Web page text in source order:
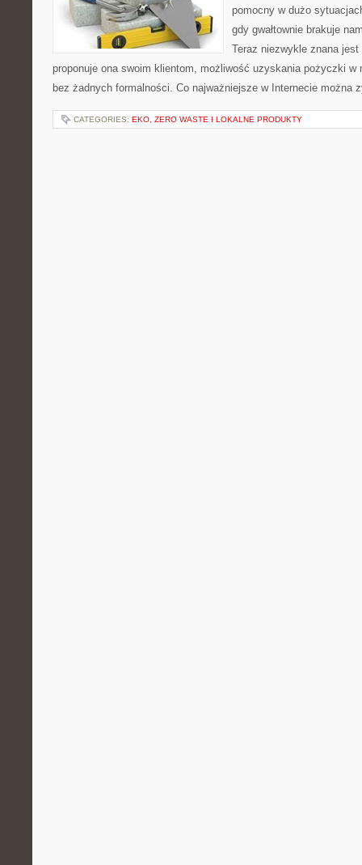
pomocny w dużo
gdy gwałtownie brakuje
Teraz niezwykle znana
proponuje ona swoim klientom, możliwość uzyskania pożyczki w
bez żadnych formalności. Co najważniejsze w Internecie można
CATEGORIES: EKO, ZERO WASTE I LOKALNE PRODUKTY